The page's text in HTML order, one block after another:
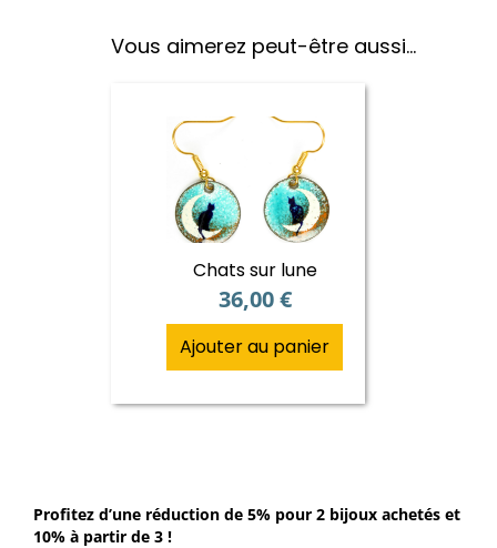
Vous aimerez peut-être aussi…
Chats sur lune
36,00€
Ajouter au panier
Profitez d’une réduction de 5% pour 2 bijoux achetés et
10% à partir de 3 !